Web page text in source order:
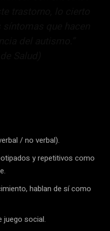
/ no verbal).
y repetitivos como
hablan de sí como
juego social.